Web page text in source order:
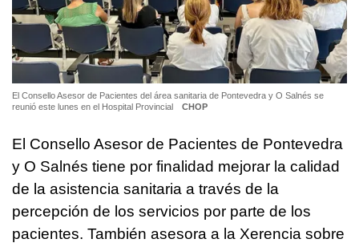
El Consello Asesor de Pacientes del área sanitaria de Pontevedra y O Salnés se
reunió este lunes en el Hospital Provincial
CHOP
El Consello Asesor de Pacientes de Pontevedra
y O Salnés tiene por finalidad mejorar la calidad
de la asistencia sanitaria a través de la
percepción de los servicios por parte de los
pacientes. También asesora a la Xerencia sobre